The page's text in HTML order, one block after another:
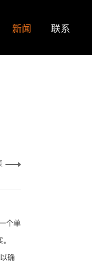
新闻 联系
个单
确